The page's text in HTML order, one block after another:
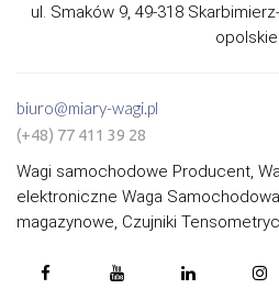
ul. Smaków 9, 49-318
opolskie
biuro@miary-wagi.pl
(+48) 77 411 39 28
Wagi samochodowe Producent,
elektroniczne Waga
magazynowe, Czujniki